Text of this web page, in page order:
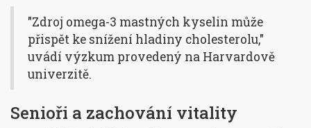
"Zdroj omega-3 mastných kyselin může
přispět ke snížení hladiny cholesterolu,"
uvádí výzkum provedený na Harvardově
univerzitě.
Senioři a zachování vitality